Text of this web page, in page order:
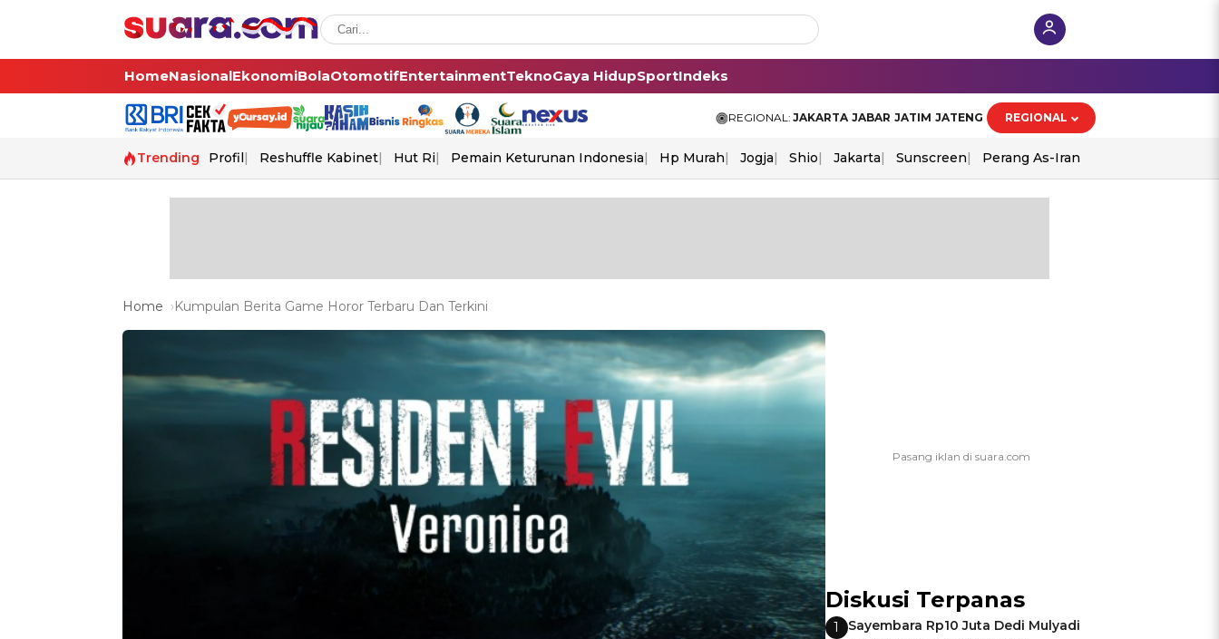
HomeNasionalEkonomiBolaOtomotifEntertainmentTeknoGaya HidupSportIndeks
REGIONAL: JAKARTA JABAR JATIM JATENG REGIONAL
Trending Profil Reshuffle Kabinet Hut Ri Pemain Keturunan Indonesia Hp Murah Jogja Shio Jakarta Sunscreen Perang As-Iran
Home Kumpulan Berita Game Horor Terbaru Dan Terkini
Diskusi Terpanas
1
Sayembara Rp10 Juta Dedi Mulyadi